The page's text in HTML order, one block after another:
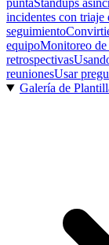
puntaStandups
incidentes con triaje
seguimiento
equipoMonitoreo
retrospectivas
reunionesUsar
Galería de